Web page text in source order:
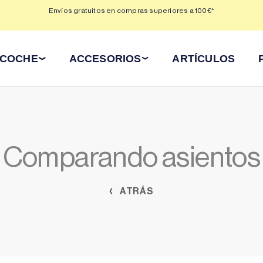
Envíos gratuitos en compras superiores a 100€*
ACCESORIOS ARTÍCULOS
Comparando asientos
ATRÁS